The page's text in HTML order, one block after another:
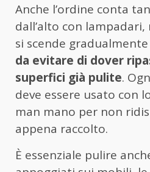
Anche l’ordine conta
dall’alto con
si scende
da evitare di dover
superfici già pulite.
deve essere usato con
man mano per non
appena raccolto.
È essenziale pulire